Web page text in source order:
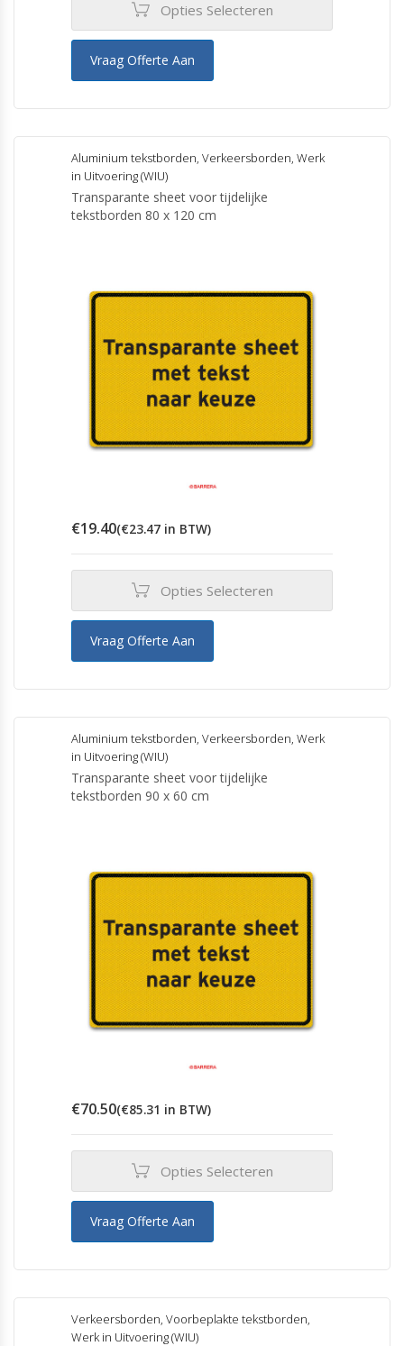
Opties Selecteren
Vraag Offerte Aan
Aluminium tekstborden, Verkeersborden, Werk
in Uitvoering (WIU)
Transparante sheet voor tijdelijke
tekstborden 80 x 120 cm
€19.40(€23.47 in BTW)
Opties Selecteren
Vraag Offerte Aan
Aluminium tekstborden, Verkeersborden, Werk
in Uitvoering (WIU)
Transparante sheet voor tijdelijke
tekstborden 90 x 60 cm
€70.50(€85.31 in BTW)
Opties Selecteren
Vraag Offerte Aan
Verkeersborden, Voorbeplakte tekstborden,
Werk in Uitvoering (WIU)